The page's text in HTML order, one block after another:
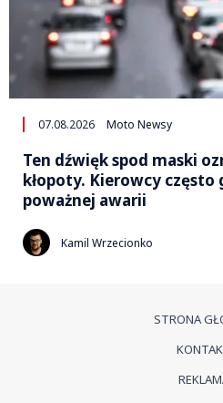
07.08.2026 Moto Newsy
Ten dźwięk spod maski
kłopoty. Kierowcy często
poważnej awarii
Kamil Wrzecionko
STRONA